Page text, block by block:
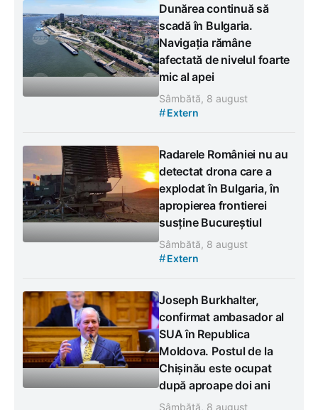
Dunărea continuă să
scadă în Bulgaria.
Navigația rămâne
afectată de nivelul foarte
mic al apei
Sâmbătă, 8 august
#Extern
Radarele României nu au
detectat drona care a
explodat în Bulgaria, în
apropierea frontierei
susține Bucureștiul
Sâmbătă, 8 august
#Extern
Joseph Burkhalter,
confirmat ambasador al
SUA în Republica
Moldova. Postul de la
Chișinău este ocupat
după aproape doi ani
Sâmbătă, 8 august